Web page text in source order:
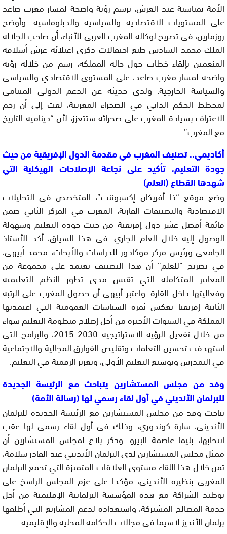
الأمة بمناسبة عيد العرش، يرسم رؤية واضحة لمسار مغرب صاعد
على المستويات الاقتصادية والسياسية والدبلوماسية. وأوضح
روزمارين، في تصريح لوكالة المغرب العربي للأنباء، أن صاحب الجلالة
الملك محمد السادس طبع احتفالات ذكرى اعتلائه عرش أسلافه
المنعمين بإلقاء خطاب حول حالة المملكة، رسم من خلاله رؤية
واضحة لمسار مغرب صاعد، على المستوى الاقتصادي والسياسي
والسياسة الخارجية. ولدى حديثه عن الدعم الدولي المتنامي
لمخطط الحكم الذاتي في الصحراء المغربية، لفت إلى أن زخم
الاعتراف بسيادة المغرب على صحرائه ستتعزز، لأن “دينامية التاريخ
مع المغرب”
أكاديمي.. تصنيف المغرب في مقدمة الدول الإفريقية من حيث
جودة التعليم، تأكيد على نجاعة الإصلاحات الهيكلية التي
شهدها القطاع (العلم)
وضع موقع “ذا أفريكان إكسبوننت”، المتخصص في التحليلات
الاقتصادية والتصنيفات القارية، المغرب في المركز الثاني ضمن
قائمة أفضل عشر دول إفريقية من حيث جودة التعليم وسهولة
الوصول إليه خلال العام الجاري. في هذا السياق، أكد الأستاذ
الجامعي ورئيس مركز موكادور للدراسات والأبحاث، محمد أبيهي،
في تصريح “للعلم” أن هذا التصنيف يعتمد على مجموعة من
المعايير المتكاملة التي تقيس مدى تطور النظم التعليمية
وفعاليتها داخل القارة. واعتبر أبيهي أن حصول المغرب على الرتبة
الثانية إفريقيا يعكس ثمرة السياسات العمومية التي اعتمدتها
المملكة في السنوات الأخيرة من أجل إصلاح منظومة التعليم سواء
من خلال تفعيل الرؤية الاستراتيجية 2030-2015، والبرامج التي
استهدفت تحسين التعلمات وتقليص الفوارق المجالية والاجتماعية
في التمدرس وتوسيع التعليم الأولى، وتعزيز الرقمنة في التعليم.
وفد من مجلس المستشارين يتباحث مع الرئيسة الجديدة
للبرلمان الأنديني في أول لقاء رسمي لها (رسالة الأمة)
تباحث وفد من مجلس المستشارين مع الرئيسة الجديدة للبرلمان
الأنديني، سارة كوندوري، وذلك في أول لقاء رسمي لها عقب
انتخابها، بليما عاصمة البيرو. وذكر بلاغ لمجلس المستشارين أن
ممثل مجلس المستشارين لدى البرلمان الأنديني عبد القادر سلامة،
ثمن خلال هذا اللقاء مستوى العلاقات المتميزة التي تجمع البرلمان
المغربي بنظيره الأنديني، مؤكدا على عزم المجلس الراسخ على
توطيد الشراكة مع هذه المؤسسة البرلمانية الإقليمية من أجل
خدمة المصالح المشتركة، واستعداده لدعم المشاريع التي أطلقها
برلمان الأنديز لاسيما في مجالات الحكامة المحلية والإقليمية.